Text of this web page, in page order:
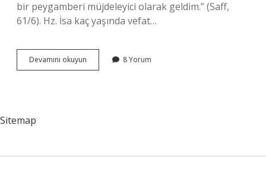
bir peygamberi müjdeleyici olarak geldim.” (Saff,
61/6). Hz. İsa kaç yaşında vefat…
Devamını okuyun
İSanın
8 Yorum
Sitemap